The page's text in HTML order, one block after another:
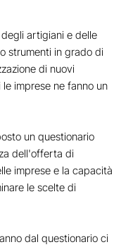
artigiani e delle
strumenti in grado di
di nuovi
imprese ne fanno un
un questionario
dell'offerta di
imprese e la capacità
le scelte di
dal questionario ci